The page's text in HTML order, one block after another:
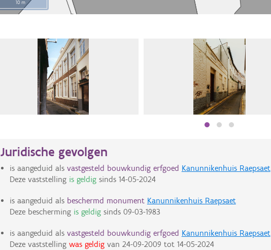
10 m
Juridische gevolgen
is aangeduid als vastgesteld bouwkundig erfgoed Kanunnikenhuis Raepsaet
Deze vaststelling is geldigsinds 14-05-2024
is aangeduid als beschermd monument Kanunnikenhuis Raepsaet
Deze bescherming is geldigsinds 09-03-1983
is aangeduid als vastgesteld bouwkundig erfgoed Kanunnikenhuis Raepsaet
Deze vaststelling was geldigvan 24-09-2009 tot 14-05-2024